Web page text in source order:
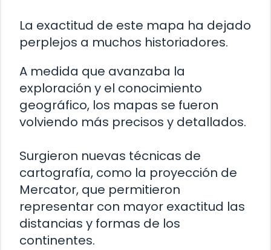
La exactitud de este mapa ha dejado
perplejos a muchos historiadores.
A medida que avanzaba la
exploración y el conocimiento
geográfico, los mapas se fueron
volviendo más precisos y detallados.
Surgieron nuevas técnicas de
cartografía, como la proyección de
Mercator, que permitieron
representar con mayor exactitud las
distancias y formas de los
continentes.